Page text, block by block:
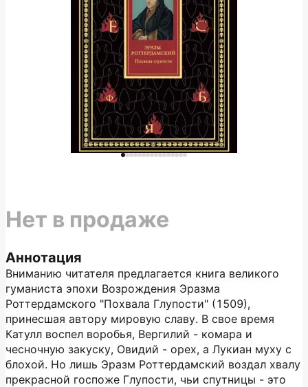
Аннотация
Вниманию читателя предлагается книга великого
гуманиста эпохи Возрождения Эразма
Роттердамского "Похвала Глупости" (1509),
принесшая автору мировую славу. В свое время
Катулл воспел воробья, Вергилий - комара и
чесночную закуску, Овидий - орех, а Лукиан муху с
блохой. Но лишь Эразм Роттердамский воздал хвалу
прекрасной госпоже Глупости, чьи спутницы - это
Нет в продаже